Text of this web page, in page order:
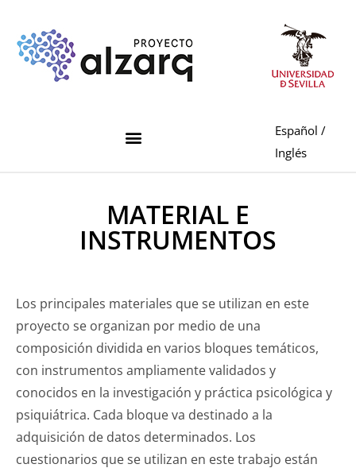
Español /
Inglés
MATERIAL E
INSTRUMENTOS
Los principales materiales que se utilizan en este
proyecto se organizan por medio de una
composición dividida en varios bloques temáticos,
con instrumentos ampliamente validados y
conocidos en la investigación y práctica psicológica y
psiquiátrica. Cada bloque va destinado a la
adquisición de datos determinados. Los
cuestionarios que se utilizan en este trabajo están